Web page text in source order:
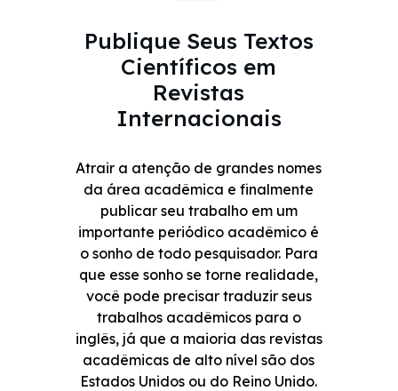
Publique Seus Textos
Científicos em
Revistas
Internacionais
Atrair a atenção de grandes nomes
da área acadêmica e finalmente
publicar seu trabalho em um
importante periódico acadêmico é
o sonho de todo pesquisador. Para
que esse sonho se torne realidade,
você pode precisar traduzir seus
trabalhos acadêmicos para o
inglês, já que a maioria das revistas
acadêmicas de alto nível são dos
Estados Unidos ou do Reino Unido.